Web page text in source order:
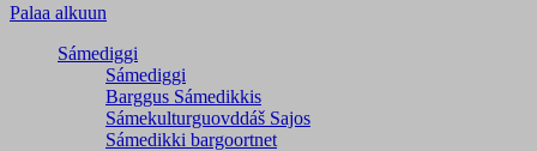
Palaa alkuun
Sámediggi
Sámediggi
Barggus Sámedikkis
Sámekulturguovddáš Sajos
Sámedikki bargoortnet